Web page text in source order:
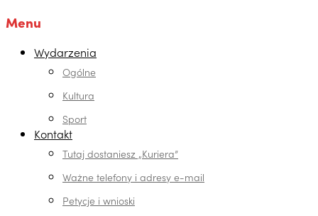
Menu
Wydarzenia
Ogólne
Kultura
Sport
Kontakt
Tutaj dostaniesz „Kuriera”
Ważne telefony i adresy e-mail
Petycje i wnioski